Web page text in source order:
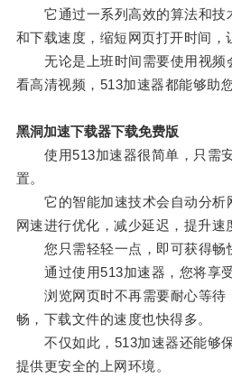
它通过一系列高效的算法和技
和下载速度，缩短网页打开时间，
无论是上班时间需要使用视频
看高清视频，513加速器都能够助
黑洞加速下载器下载免费版
使用513加速器很简单，只需
置。
它的智能加速技术会自动分析
网速进行优化，减少延迟，提升速
您只需轻轻一点，即可获得畅
通过使用513加速器，您将享受
浏览网页时不再需要耐心等待
畅，下载文件的速度也快得多。
不仅如此，513加速器还能够保
提供更安全的上网环境。